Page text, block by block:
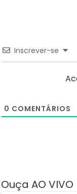
Inscrever-se
0 COMENTÁRIOS
Ouça AO VIVO